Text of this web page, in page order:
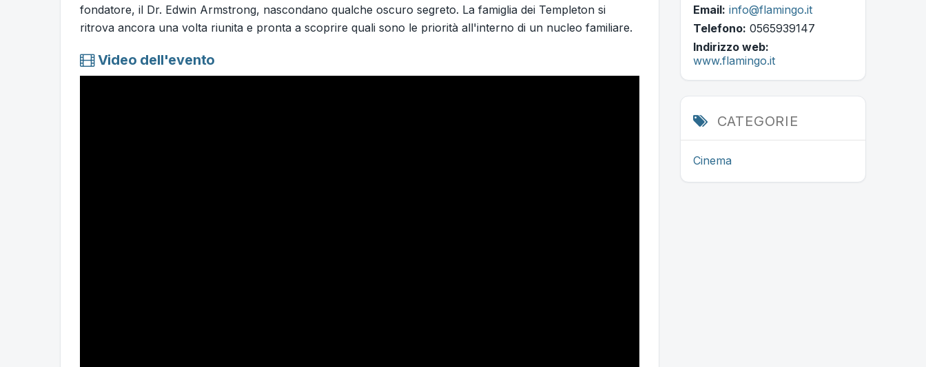
fondatore, il Dr. Edwin Armstrong, nascondano qualche oscuro segreto. La famiglia dei Templeton si
ritrova ancora una volta riunita e pronta a scoprire quali sono le priorità all'interno di un nucleo familiare.
Video dell'evento
Email: info@flamingo.it
Telefono: 0565939147
Indirizzo web:
www.flamingo.it
CATEGORIE
Cinema